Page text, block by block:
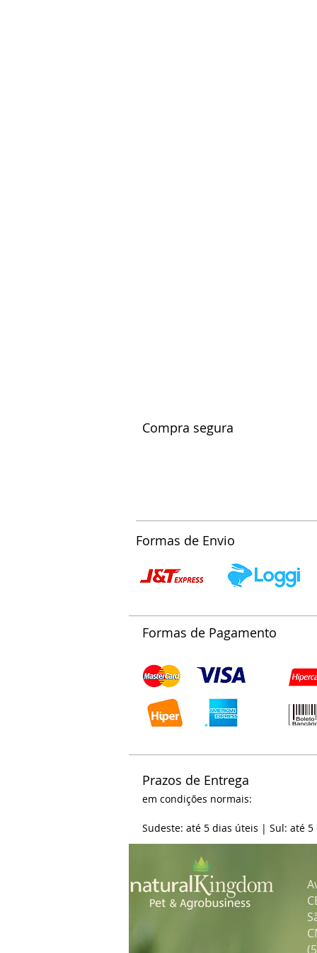
Compra segura
Formas de Envio
Formas de Pagamento
Prazos de Entrega
em condições normais:
Sudeste: até 5 dias úteis | Sul: até